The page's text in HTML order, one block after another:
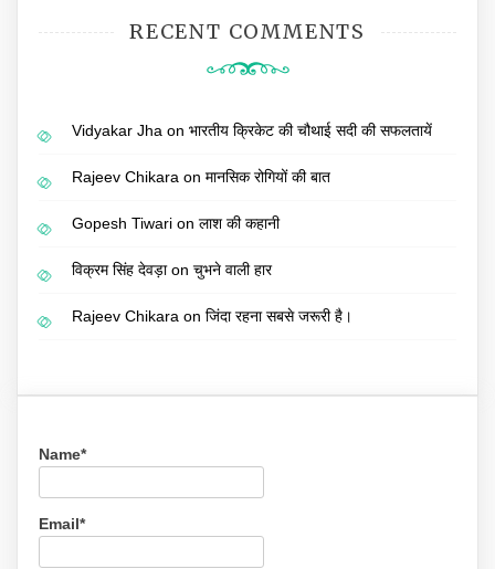
RECENT COMMENTS
Vidyakar Jha on भारतीय क्रिकेट की चौथाई सदी की सफलतायें
Rajeev Chikara on मानसिक रोगियों की बात
Gopesh Tiwari on लाश की कहानी
विक्रम सिंह देवड़ाon चुभने वाली हार
Rajeev Chikara on जिंदा रहना सबसे जरूरी है।
Name*
Email*